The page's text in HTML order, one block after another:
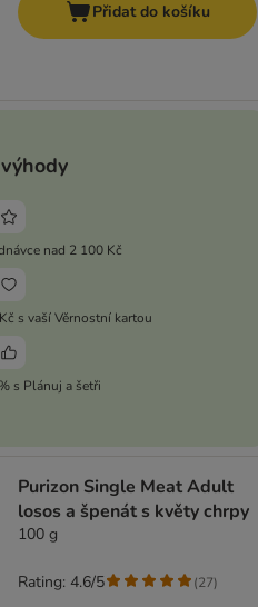
Přidat do košíku
nad 2 100 Kč
s vaší Věrnostní kartou
s Plánuj a šetři
Purizon Single Meat Adult
losos a špenát s květy chrpy
100 g
Rating: 4.6/5 (27)